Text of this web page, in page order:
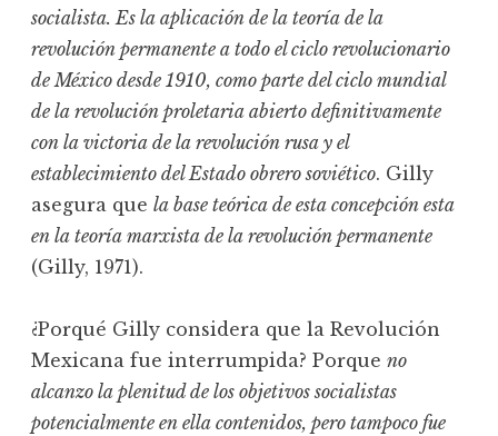
socialista. Es la aplicación de la teoría de la
revolución permanente a todo el ciclo revolucionario
de México desde 1910, como parte del ciclo mundial
de la revolución proletaria abierto definitivamente
con la victoria de la revolución rusa y el
establecimiento del Estado obrero soviético. Gilly
asegura que la base teórica de esta concepción esta
en la teoría marxista de la revolución permanente
(Gilly, 1971).
¿Porqué Gilly considera que la Revolución
Mexicana fue interrumpida? Porque no
alcanzo la plenitud de los objetivos socialistas
potencialmente en ella contenidos, pero tampoco fue